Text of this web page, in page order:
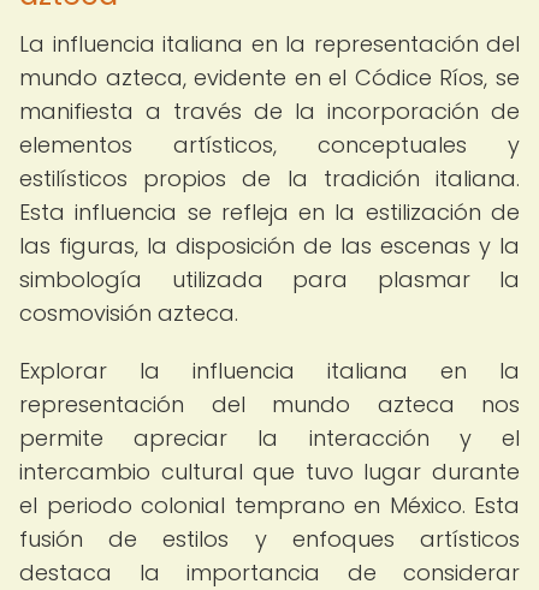
La influencia italiana en la representación del
mundo azteca, evidente en el Códice Ríos, se
manifiesta a través de la incorporación de
elementos artísticos, conceptuales y
estilísticos propios de la tradición italiana.
Esta influencia se refleja en la estilización de
las figuras, la disposición de las escenas y la
simbología utilizada para plasmar la
cosmovisión azteca.
Explorar la influencia italiana en la
representación del mundo azteca nos
permite apreciar la interacción y el
intercambio cultural que tuvo lugar durante
el periodo colonial temprano en México. Esta
fusión de estilos y enfoques artísticos
destaca la importancia de considerar